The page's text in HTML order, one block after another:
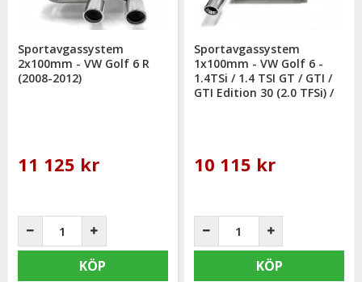
Sportavgassystem
2x100mm - VW Golf 6 R
(2008-2012)
11 125 kr
KÖP
Sportavgassystem
1x100mm - VW Golf 6 -
1.4TSi / 1.4 TSI GT / GTI /
GTI Edition 30 (2.0 TFSi) /
10 115 kr
KÖP